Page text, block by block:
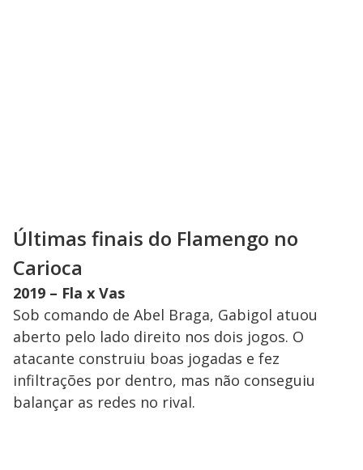
Últimas finais do Flamengo no
Carioca
2019 – Fla x Vas
Sob comando de Abel Braga, Gabigol atuou
aberto pelo lado direito nos dois jogos. O
atacante construiu boas jogadas e fez
infiltrações por dentro, mas não conseguiu
balançar as redes no rival.